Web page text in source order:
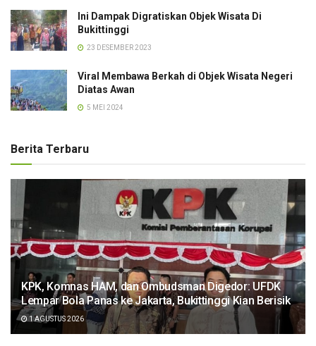
Ini Dampak Digratiskan Objek Wisata Di
Bukittinggi
23 DESEMBER 2023
Viral Membawa Berkah di Objek Wisata Negeri
Diatas Awan
5 MEI 2024
Berita Terbaru
KPK, Komnas HAM, dan Ombudsman Digedor: UFDK
Lempar Bola Panas ke Jakarta, Bukittinggi Kian Berisik
1 AGUSTUS 2026